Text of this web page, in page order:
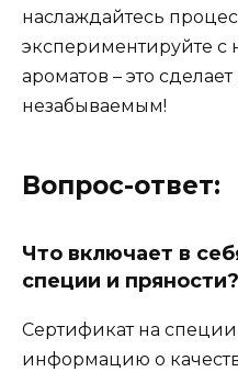
наслаждайтесь
экспериментируйте
ароматов – это
незабываемым!
Вопрос-ответ:
Что включает в
специи и пряности?
Сертификат на
информацию о